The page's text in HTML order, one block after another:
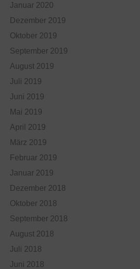
Januar 2020
Dezember 2019
Oktober 2019
September 2019
August 2019
Juli 2019
Juni 2019
Mai 2019
April 2019
März 2019
Februar 2019
Januar 2019
Dezember 2018
Oktober 2018
September 2018
August 2018
Juli 2018
Juni 2018